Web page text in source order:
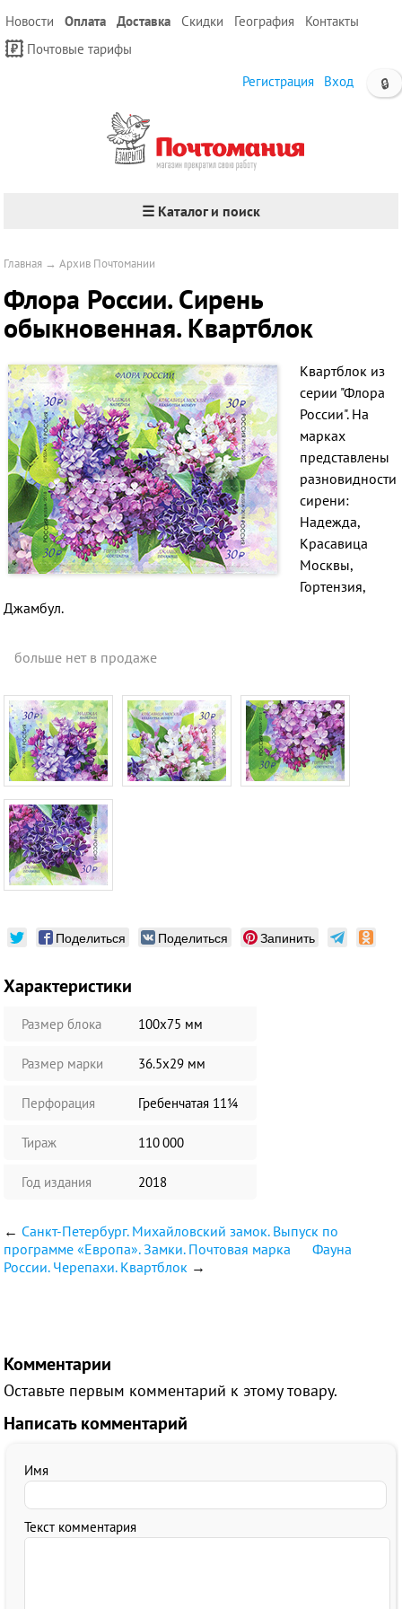
Новости Оплата Доставка Скидки География
Контакты
Почтовые тарифы
🔒
Регистрация Вход
☰ Каталог и поиск
Главная →Архив Почтомании
Флора России. Сирень
обыкновенная. Квартблок
Квартблок из
серии "Флора
России". На
марках
представлены
разновидности
сирени:
Надежда,
Красавица
Москвы,
Гортензия,
Джамбул.
больше нет в продаже
Поделиться Поделиться Запинить
Характеристики
Размер блока 100х75 мм
Размер марки 36.5х29 мм
Перфорация Гребенчатая 11¼
Тираж 110 000
Год издания 2018
← Санкт-Петербург. Михайловский замок. Выпуск по
программе «Европа». Замки. Почтовая марка
Фауна
России. Черепахи. Квартблок →
Комментарии
Оставьте первым комментарий к этому товару.
Написать комментарий
Имя
Текст комментария